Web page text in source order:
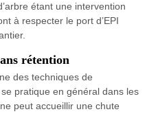
étant une intervention
à respecter le port d’EPI
rétention
des techniques de
pratique en général dans les
peut accueillir une chute